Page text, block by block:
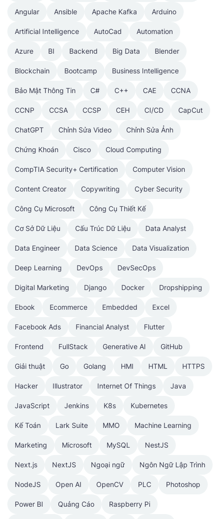
Angular Ansible Apache Kafka Arduino
Artificial Intelligence AutoCad Automation
Azure BI Backend Big Data Blender
Blockchain Bootcamp Business Intelligence
Bảo Mật Thông Tin C# C++ CAE CCNA
CCNP CCSA CCSP CEH CI/CD CapCut
ChatGPT Chỉnh Sửa Video Chỉnh Sửa Ảnh
Chứng Khoán Cisco Cloud Computing
CompTIA Security+ Certification Computer Vision
Content Creator Copywriting Cyber Security
Công Cụ Microsoft Công Cụ Thiết Kế
Cơ Sở Dữ Liệu Cấu Trúc Dữ Liệu Data Analyst
Data Engineer Data Science Data Visualization
Deep Learning DevOps DevSecOps
Digital Marketing Django Docker Dropshipping
Ebook Ecommerce Embedded Excel
Facebook Ads Financial Analyst Flutter
Frontend FullStack Generative AI GitHub
Giải thuật Go Golang HMI HTML HTTPS
Hacker Illustrator Internet Of Things Java
JavaScript Jenkins K8s Kubernetes
Kế Toán Lark Suite MMO Machine Learning
Marketing Microsoft MySQL NestJS
Next.js NextJS Ngoại ngữ Ngôn Ngữ Lập Trình
NodeJS Open AI OpenCV PLC Photoshop
Power BI Quảng Cáo Raspberry Pi